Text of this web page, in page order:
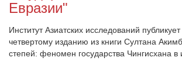
Евразии"
Институт Азиатских исследований
четвертому изданию из книги Султана
степей: феномен государства Чингисхана в